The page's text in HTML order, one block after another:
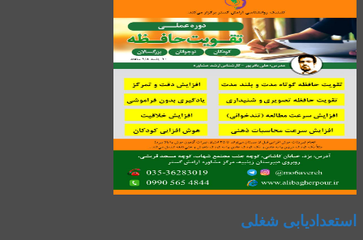
استعدادیابی شغلی